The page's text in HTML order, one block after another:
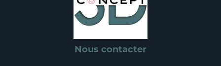
Nous contacter